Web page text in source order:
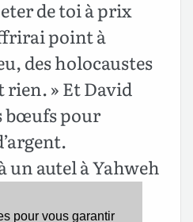
pour vous garantir
de toi à prix
point à
des holocaustes
rien. » Et David
bœufs pour
un autel à Yahweh